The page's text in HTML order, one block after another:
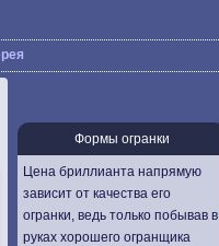
Формы огранки
Цена бриллианта напрямую
зависит от качества его
огранки, ведь только побывав в
руках хорошего огранщика